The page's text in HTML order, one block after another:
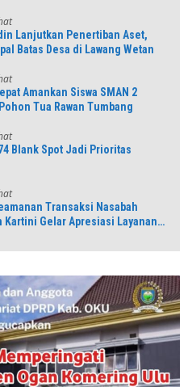
Lanjutkan Penertiban Aset,
Batas Desa di Lawang Wetan
Amankan Siswa SMAN 2
Tua Rawan Tumbang
Blank Spot Jadi Prioritas
Transaksi Nasabah
Kartini Gelar Apresiasi Layanan